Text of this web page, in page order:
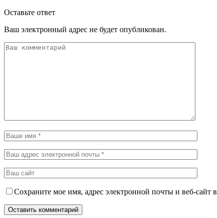
Оставьте ответ
Ваш электронный адрес не будет опубликован.
Сохраните мое имя, адрес электронной почты и веб-сайт